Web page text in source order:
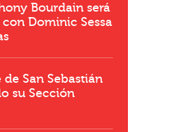
Bourdain será
Dominic Sessa
San Sebastián
su Sección